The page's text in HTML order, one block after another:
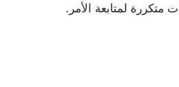
لمتابعة الأمر.